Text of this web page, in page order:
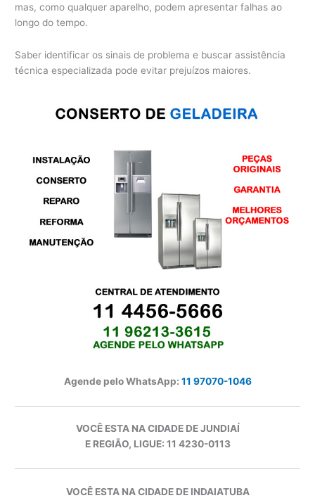
mas, como qualquer aparelho, podem apresentar falhas ao
longo do tempo.
Saber identificar os sinais de problema e buscar assistência
técnica especializada pode evitar prejuízos maiores.
Agende pelo WhatsApp: 11 97070-1046
VOCÊ ESTA NA CIDADE DE JUNDIAÍ
E REGIÃO, LIGUE: 11 4230-0113
VOCÊ ESTA NA CIDADE DE INDAIATUBA